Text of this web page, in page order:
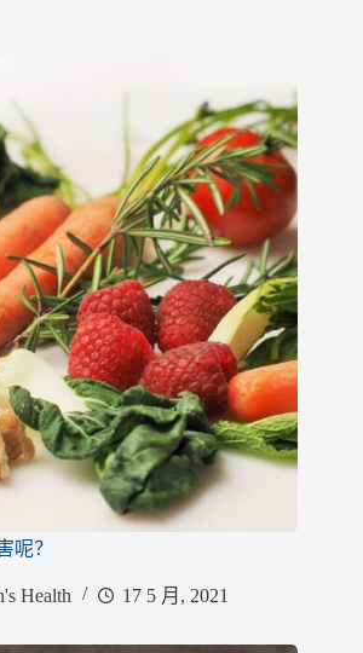
呢？
Health 17 5 月, 2021